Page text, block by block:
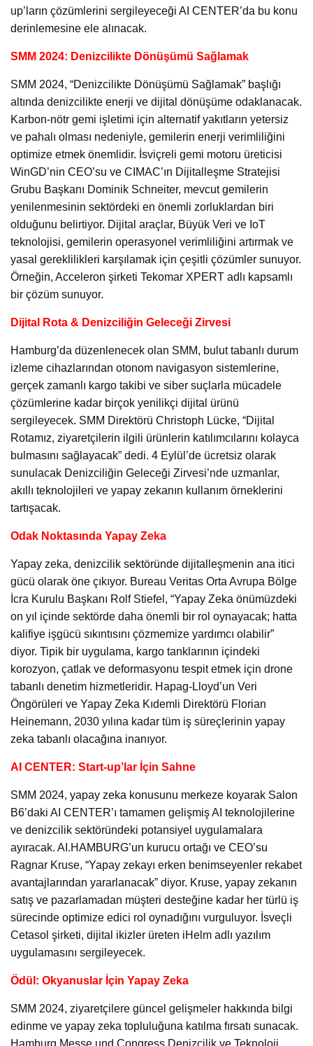
up’ların çözümlerini sergileyeceği AI CENTER’da bu konu
derinlemesine ele alınacak.
SMM 2024: Denizcilikte Dönüşümü Sağlamak
SMM 2024, “Denizcilikte Dönüşümü Sağlamak” başlığı
altında denizcilikte enerji ve dijital dönüşüme odaklanacak.
Karbon-nötr gemi işletimi için alternatif yakıtların yetersiz
ve pahalı olması nedeniyle, gemilerin enerji verimliliğini
optimize etmek önemlidir. İsviçreli gemi motoru üreticisi
WinGD’nin CEO’su ve CIMAC’ın Dijitalleşme Stratejisi
Grubu Başkanı Dominik Schneiter, mevcut gemilerin
yenilenmesinin sektördeki en önemli zorluklardan biri
olduğunu belirtiyor. Dijital araçlar, Büyük Veri ve IoT
teknolojisi, gemilerin operasyonel verimliliğini artırmak ve
yasal gereklilikleri karşılamak için çeşitli çözümler sunuyor.
Örneğin, Acceleron şirketi Tekomar XPERT adlı kapsamlı
bir çözüm sunuyor.
Dijital Rota & Denizciliğin Geleceği Zirvesi
Hamburg’da düzenlenecek olan SMM, bulut tabanlı durum
izleme cihazlarından otonom navigasyon sistemlerine,
gerçek zamanlı kargo takibi ve siber suçlarla mücadele
çözümlerine kadar birçok yenilikçi dijital ürünü
sergileyecek. SMM Direktörü Christoph Lücke, “Dijital
Rotamız, ziyaretçilerin ilgili ürünlerin katılımcılarını kolayca
bulmasını sağlayacak” dedi. 4 Eylül’de ücretsiz olarak
sunulacak Denizciliğin Geleceği Zirvesi’nde uzmanlar,
akıllı teknolojileri ve yapay zekanın kullanım örneklerini
tartışacak.
Odak Noktasında Yapay Zeka
Yapay zeka, denizcilik sektöründe dijitalleşmenin ana itici
gücü olarak öne çıkıyor. Bureau Veritas Orta Avrupa Bölge
İcra Kurulu Başkanı Rolf Stiefel, “Yapay Zeka önümüzdeki
on yıl içinde sektörde daha önemli bir rol oynayacak; hatta
kalifiye işgücü sıkıntısını çözmemize yardımcı olabilir”
diyor. Tipik bir uygulama, kargo tanklarının içindeki
korozyon, çatlak ve deformasyonu tespit etmek için drone
tabanlı denetim hizmetleridir. Hapag-Lloyd’un Veri
Öngörüleri ve Yapay Zeka Kıdemli Direktörü Florian
Heinemann, 2030 yılına kadar tüm iş süreçlerinin yapay
zeka tabanlı olacağına inanıyor.
AI CENTER: Start-up’lar İçin Sahne
SMM 2024, yapay zeka konusunu merkeze koyarak Salon
B6’daki AI CENTER’ı tamamen gelişmiş AI teknolojilerine
ve denizcilik sektöründeki potansiyel uygulamalara
ayıracak. AI.HAMBURG’un kurucu ortağı ve CEO’su
Ragnar Kruse, “Yapay zekayı erken benimseyenler rekabet
avantajlarından yararlanacak” diyor. Kruse, yapay zekanın
satış ve pazarlamadan müşteri desteğine kadar her türlü iş
sürecinde optimize edici rol oynadığını vurguluyor. İsveçli
Cetasol şirketi, dijital ikizler üreten iHelm adlı yazılım
uygulamasını sergileyecek.
Ödül: Okyanuslar İçin Yapay Zeka
SMM 2024, ziyaretçilere güncel gelişmeler hakkında bilgi
edinme ve yapay zeka topluluğuna katılma fırsatı sunacak.
Hamburg Messe und Congress Denizcilik ve Teknoloji